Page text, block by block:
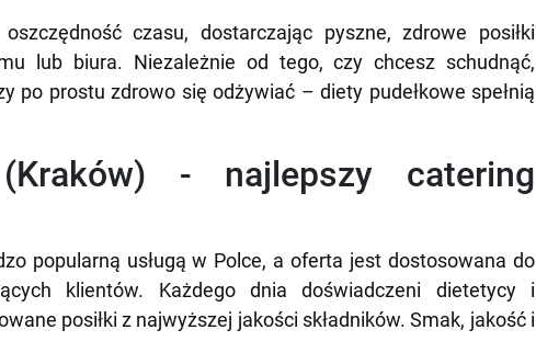
czasu, dostarczając pyszne, zdrowe posiłki
lub biura. Niezależnie od tego, czy chcesz schudnąć,
po prostu zdrowo się odżywiać – diety pudełkowe spełnią
- najlepszy catering
popularną usługą w Polce, a oferta jest dostosowana do
klientów. Każdego dnia doświadczeni dietetycy i
posiłki z najwyższej jakości składników. Smak, jakość i